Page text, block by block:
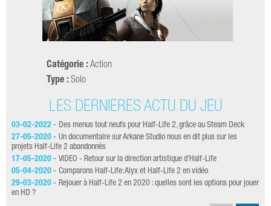
Catégorie : Action
Type : Solo
LES DERNIÈRES ACTU DU JEU
03-02-2022 - Des menus tout neufs pour Half-Life 2, grâce au Steam Deck
27-05-2020 - Un documentaire sur Arkane Studio nous en dit plus sur les
projets Half-Life 2 abandonnés
17-05-2020 - VIDEO - Retour sur la direction artistique d'Half-Life
05-04-2020 - Comparons Half-Life: Alyx et Half-Life 2 en vidéo
29-03-2020 - Rejouer à Half-Life 2 en 2020 : quelles sont les options pour jouer
en HD ?